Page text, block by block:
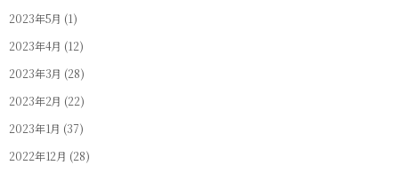
2023年5月 (1)
2023年4月 (12)
2023年3月 (28)
2023年2月 (22)
2023年1月 (37)
2022年12月 (28)